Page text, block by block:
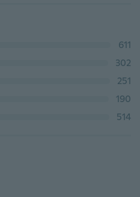
611
302
251
190
514